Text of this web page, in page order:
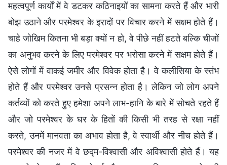
महत्वपूर्ण कार्यों में वे डटकर कठिनाइयों का सामना करते हैं और भारी
बोझ उठाने और परमेश्वर के इरादों पर विचार करने में सक्षम होते हैं।
चाहे जोखिम कितना भी बड़ा क्यों न हो, वे पीछे नहीं हटते बल्कि चीजों
का अनुभव करने के लिए परमेश्वर पर भरोसा करने में सक्षम होते हैं।
ऐसे लोगों में वाकई जमीर और विवेक होता है। वे कलीसिया के स्तंभ
होते हैं और परमेश्वर उनसे प्रसन्न होता है। लेकिन जो लोग अपने
कर्तव्यों को करते हुए हमेशा अपने लाभ-हानि के बारे में सोचते रहते हैं
और जो परमेश्वर के घर के हितों की किसी भी तरह से रक्षा नहीं
करते, उनमें मानवता का अभाव होता है, वे स्वार्थी और नीच होते हैं।
परमेश्वर की नजर में वे छद्म-विश्वासी और अविश्वासी होते हैं। यह